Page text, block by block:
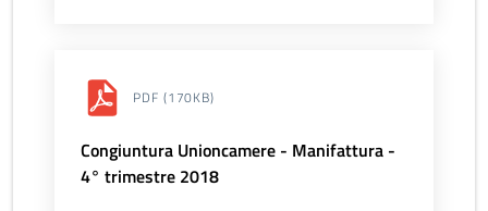
PDF (170KB)
Congiuntura Unioncamere - Manifattura -
4° trimestre 2018